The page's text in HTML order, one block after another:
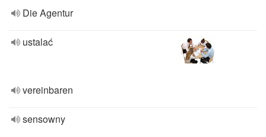
Die Agentur
ustalać
vereinbaren
sensowny